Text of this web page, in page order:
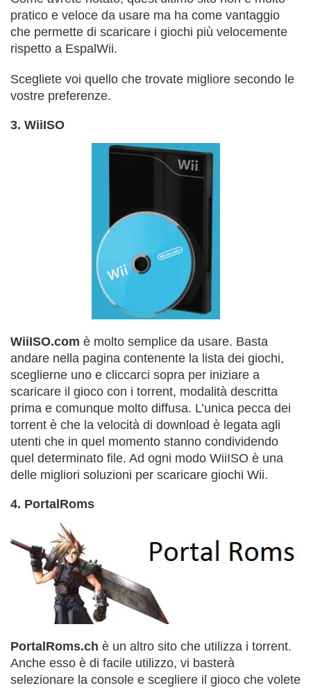
pratico e veloce da usare ma ha come vantaggio
che permette di scaricare i giochi più velocemente
rispetto a EspalWii.
Scegliete voi quello che trovate migliore secondo le
vostre preferenze.
3. WiiISO
WiiISO.com è molto semplice da usare. Basta
andare nella pagina contenente la lista dei giochi,
sceglierne uno e cliccarci sopra per iniziare a
scaricare il gioco con i torrent, modalità descritta
prima e comunque molto diffusa. L’unica pecca dei
torrent è che la velocità di download è legata agli
utenti che in quel momento stanno condividendo
quel determinato file. Ad ogni modo WiiISO è una
delle migliori soluzioni per scaricare giochi Wii.
4. PortalRoms
PortalRoms.ch è un altro sito che utilizza i torrent.
Anche esso è di facile utilizzo, vi basterà
selezionare la console e scegliere il gioco che volete